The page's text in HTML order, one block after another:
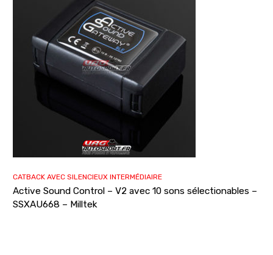
CATBACK AVEC SILENCIEUX INTERMÉDIAIRE
Active Sound Control – V2 avec 10 sons sélectionables –
SSXAU668 – Milltek